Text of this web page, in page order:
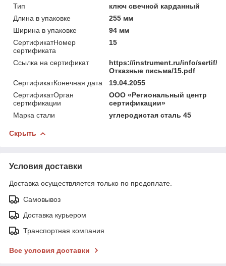
Тип
ключ свечной карданный
Длина в упаковке
255 мм
Ширина в упаковке
94 мм
СертификатНомер
сертификата
15
Ссылка на сертификат
https://instrument.ru/info/sertif/
Отказные письма/15.pdf
СертификатКонечная дата
19.04.2055
СертификатОрган
сертификации
ООО «Региональный центр
сертификации»
Марка стали
углеродистая сталь 45
Скрыть
Условия доставки
Доставка осуществляется только по предоплате.
Самовывоз
Доставка курьером
Транспортная компания
Все условия доставки